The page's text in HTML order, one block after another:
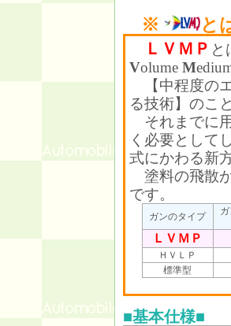
※ と
ＬＶＭＰ と
Volume M
【中程度の
る技術】のこ
それまでに
く必要として
式にかわる新
塗料の飛散
です。
ガンのタイプ
ＬＶＭＰ
ＨＶＬＰ
標準型
■基本仕様■